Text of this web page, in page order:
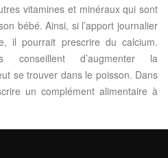
vitamines et minéraux qui sont
bébé. Ainsi, si l’apport journalier
il pourrait prescrire du calcium.
conseillent d’augmenter la
se trouver dans le poisson. Dans
un complément alimentaire à